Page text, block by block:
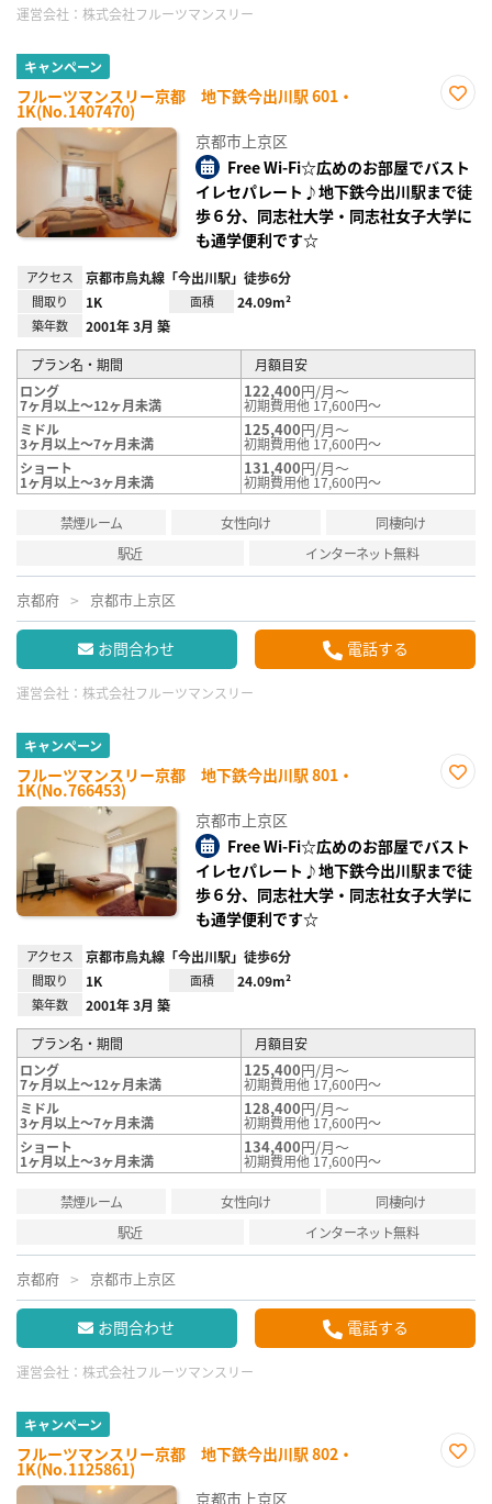
運営会社： 株式会社フルーツマンスリー
キャンペーン
フルーツマンスリー京都 地下鉄今出川駅 601・
1K(No.1407470)
録
京都市上京区
Free Wi-Fi☆広めのお部屋でバスト
イレセパレート♪地下鉄今出川駅まで徒
歩６分、同志社大学・同志社女子大学に
も通学便利です☆
アクセス 京都市烏丸線「今出川駅」徒歩6分
間取り 1K 面積 24.09m²
築年数 2001年 3月 築
プラン名・期間
月額目安
ロング
7ヶ月以上～12ヶ月未満
122,400円/月～
初期費用他 17,600円～
ミドル
3ヶ月以上～7ヶ月未満
125,400円/月～
初期費用他 17,600円～
ショート
1ヶ月以上～3ヶ月未満
131,400円/月～
初期費用他 17,600円～
禁煙ルーム 女性向け
同棲向け
駅近
インターネット無料
京都府 京都市上京区
お問合わせ 電話する
運営会社： 株式会社フルーツマンスリー
キャンペーン
フルーツマンスリー京都 地下鉄今出川駅 801・
1K(No.766453)
録
京都市上京区
Free Wi-Fi☆広めのお部屋でバスト
イレセパレート♪地下鉄今出川駅まで徒
歩６分、同志社大学・同志社女子大学に
も通学便利です☆
アクセス 京都市烏丸線「今出川駅」徒歩6分
間取り 1K 面積 24.09m²
築年数 2001年 3月 築
プラン名・期間
月額目安
ロング
7ヶ月以上～12ヶ月未満
125,400円/月～
初期費用他 17,600円～
ミドル
3ヶ月以上～7ヶ月未満
128,400円/月～
初期費用他 17,600円～
ショート
1ヶ月以上～3ヶ月未満
134,400円/月～
初期費用他 17,600円～
禁煙ルーム 女性向け
同棲向け
駅近
インターネット無料
京都府 京都市上京区
お問合わせ 電話する
運営会社： 株式会社フルーツマンスリー
キャンペーン
フルーツマンスリー京都 地下鉄今出川駅 802・
1K(No.1125861)
京都市上京区